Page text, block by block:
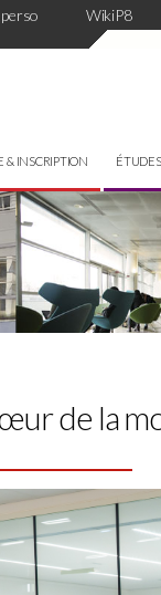
perso WikiP8
& INSCRIPTION
de la